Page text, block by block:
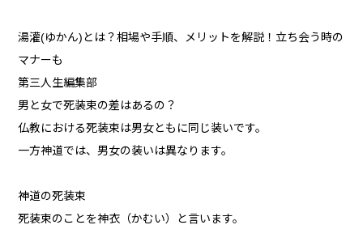
湯灌(ゆかん)とは？相場や手順、メリットを解説！立ち会う時の
マナーも
第三人生編集部
男と女で死装束の差はあるの？
仏教における死装束は男女ともに同じ装いです。
一方神道では、男女の装いは異なります。
神道の死装束
死装束のことを神衣（かむい）と言います。